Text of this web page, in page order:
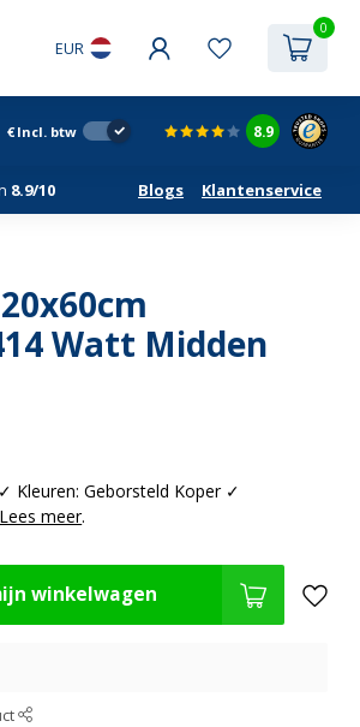
EUR
0
€ Incl. btw 8.9
8.9/10 Blogs Klantenservice
Watt Midden
Kleuren: Geborsteld Koper ✓
Lees meer.
winkelwagen